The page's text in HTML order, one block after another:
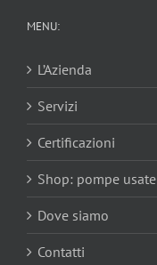
MENU:
L’Azienda
Servizi
Certificazioni
Shop: pompe usate
Dove siamo
Contatti